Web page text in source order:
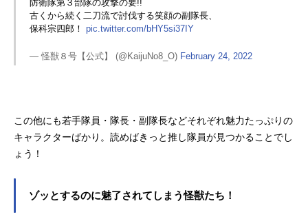
防衛隊第３部隊の攻撃の要!!
古くから続く二刀流で討伐する笑顔の副隊長、
保科宗四郎！ pic.twitter.com/bHY5si37IY
— 怪獣８号【公式】 (@KaijuNo8_O) February 24, 2022
この他にも若手隊員・隊長・副隊長などそれぞれ魅力たっぷりの
キャラクターばかり。読めばきっと推し隊員が見つかることでし
ょう！
ゾッとするのに魅了されてしまう怪獣たち！